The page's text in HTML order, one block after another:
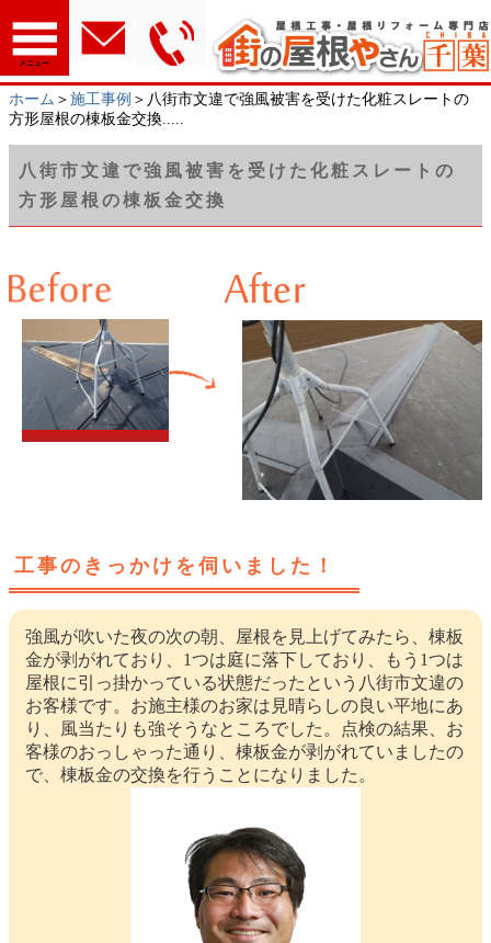
メニュー
ホーム ＞ 施工事例 ＞八街市文違で強風被害を受けた化粧スレートの
方形屋根の棟板金交換.....
八街市文違で強風被害を受けた化粧スレートの
方形屋根の棟板金交換
工事のきっかけを伺いました！
強風が吹いた夜の次の朝、屋根を見上げてみたら、棟板
金が剥がれており、1つは庭に落下しており、もう1つは
屋根に引っ掛かっている状態だったという八街市文違の
お客様です。お施主様のお家は見晴らしの良い平地にあ
り、風当たりも強そうなところでした。点検の結果、お
客様のおっしゃった通り、棟板金が剥がれていましたの
で、棟板金の交換を行うことになりました。